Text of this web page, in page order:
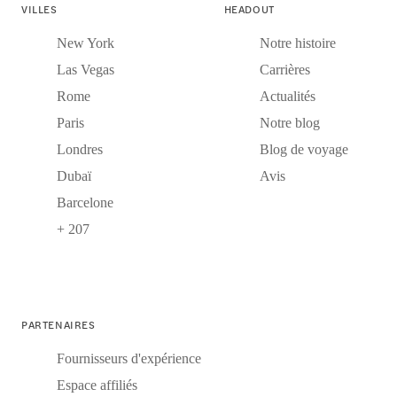
VILLES
New York
Las Vegas
Rome
Paris
Londres
Dubaï
Barcelone
+ 207
HEADOUT
Notre histoire
Carrières
Actualités
Notre blog
Blog de voyage
Avis
PARTENAIRES
Fournisseurs d'expérience
Espace affiliés